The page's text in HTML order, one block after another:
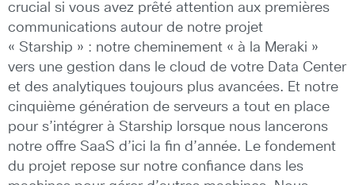
crucial si vous avez prêté attention aux premières
communications autour de notre projet
« Starship » : notre cheminement « à la Meraki »
vers une gestion dans le cloud de votre Data Center
et des analytiques toujours plus avancées. Et notre
cinquième génération de serveurs a tout en place
pour s’intégrer à Starship lorsque nous lancerons
notre offre SaaS d’ici la fin d’année. Le fondement
du projet repose sur notre confiance dans les